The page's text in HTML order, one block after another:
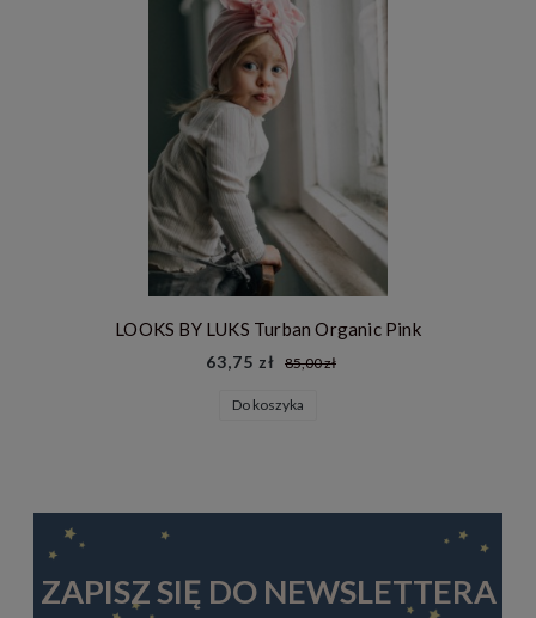
LOOKS BY LUKS Turban Organic Pink
63,75 zł 85,00 zł
Do koszyka
ZAPISZ SIĘ DO NEWSLETTERA